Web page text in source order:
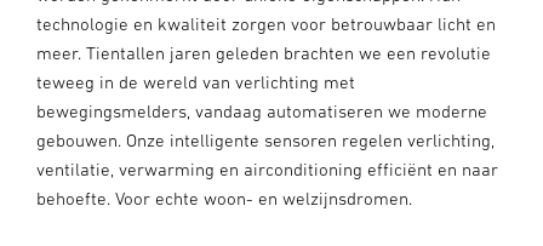
technologie en kwaliteit zorgen voor betrouwbaar licht en
meer. Tientallen jaren geleden brachten we een revolutie
teweeg in de wereld van verlichting met
bewegingsmelders, vandaag automatiseren we moderne
gebouwen. Onze intelligente sensoren regelen verlichting,
ventilatie, verwarming en airconditioning efficiënt en naar
behoefte. Voor echte woon- en welzijnsdromen.